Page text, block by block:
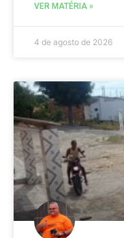
VER MATÉRIA »
4 de agosto de 2026